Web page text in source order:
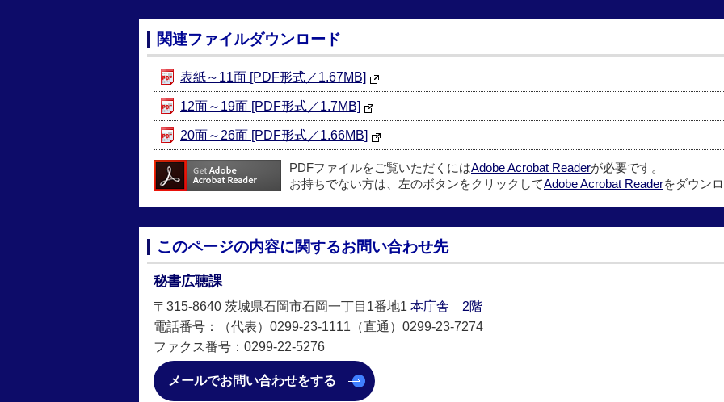
関連ファイルダウンロード
表紙～11面 [PDF形式／1.67MB]
12面～19面 [PDF形式／1.7MB]
20面～26面 [PDF形式／1.66MB]
PDFファイルをご覧いただくにはAdobe Acrobat Readerが必要です。
お持ちでない方は、左のボタンをクリックしてAdobe Acrobat Readerをダウン
このページの内容に関するお問い合わせ先
秘書広聴課
〒315-8640 茨城県石岡市石岡一丁目1番地1 本庁舎 2階
電話番号：（代表）0299-23-1111（直通）0299-23-7274
ファクス番号：0299-22-5276
メールでお問い合わせをする